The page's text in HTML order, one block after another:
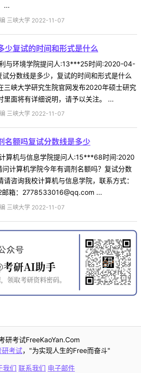
...
三峡大学 2022-11-07
少复试的时间和形式是什么
与环境学院提问人:13***25时间:2020-04-
分数线是多少，复试的时间和形式是什么
三峡大学研究生院官网发布2020年硕士研究
里面将有详细说明，请予以关注。 ...
三峡大学 2022-11-07
名额吗复试分数线是多少
算机与信息学院提问人:15***68时间:2020
计算机学院今年有调剂名额吗？复试分数
咨询我校计算机与信息学院，联系方式：
箱：2778533016@qq.com ...
三峡大学 2022-11-07
研考试FreeKaoYan.Com
研考试，"为实现人生的Free而奋斗"
我们 联系我们 电子邮件